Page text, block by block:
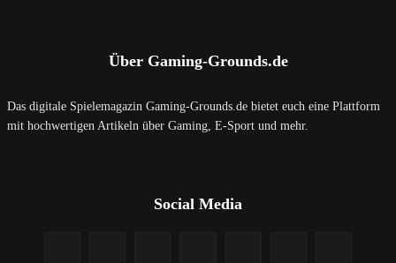
Über Gaming-Grounds.de
Das digitale Spielemagazin Gaming-Grounds.de bietet euch eine Plattform
mit hochwertigen Artikeln über Gaming, E-Sport und mehr.
Social Media